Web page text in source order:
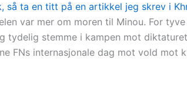
så ta en titt på en artikkel jeg skrev i
var mer om moren til Minou. For
tydelig stemme i kampen mot
FNs internasjonale dag mot vold mot